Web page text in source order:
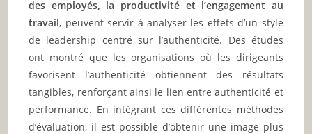
des employés, la productivité et l’engagement au
travail, peuvent servir à analyser les effets d’un style
de leadership centré sur l’authenticité. Des études
ont montré que les organisations où les dirigeants
favorisent l’authenticité obtiennent des résultats
tangibles, renforçant ainsi le lien entre authenticité et
performance. En intégrant ces différentes méthodes
d’évaluation, il est possible d’obtenir une image plus